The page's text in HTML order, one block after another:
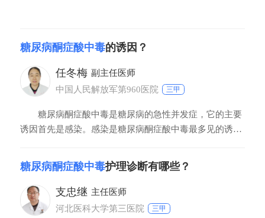
糖尿病酮症酸中毒的诱因？
任冬梅 副主任医师
中国人民解放军第960医院
三甲
糖尿病酮症酸中毒是糖尿病的急性并发症，它的主要
诱因首先是感染。感染是糖尿病酮症酸中毒最多见的诱
诱因还包括脑血管意外、心肌梗死、胰腺炎和酗酒，约占
10%，严重肾疾病、血液或腹膜透析、静脉内高营养、不
合理限制水分。某些药物如糖皮质激素、免疫抑制
糖尿病酮症酸中毒护理诊断有哪些？
支忠继 主任医师
河北医科大学第三医院
三甲